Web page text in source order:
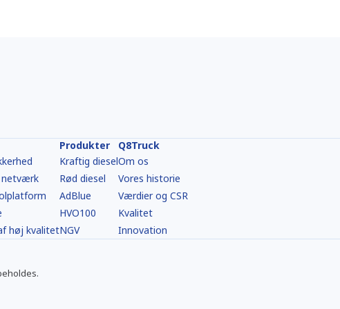
netværk
høj kvalitet
Produkter
Kraftig diesel
Rød diesel
AdBlue
HVO100
NGV
Q8Truck
Om os
Vores historie
Værdier og CSR
Kvalitet
Innovation